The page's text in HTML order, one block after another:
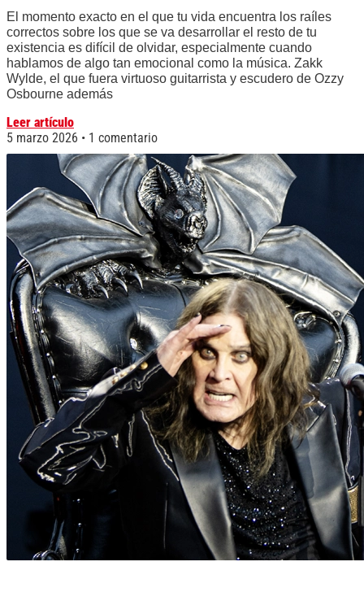
El momento exacto en el que tu vida encuentra los raíles
correctos sobre los que se va desarrollar el resto de tu
existencia es difícil de olvidar, especialmente cuando
hablamos de algo tan emocional como la música. Zakk
Wylde, el que fuera virtuoso guitarrista y escudero de Ozzy
Osbourne además
Leer artículo
5 marzo 2026
1 comentario